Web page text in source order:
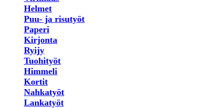
Helmet
Puu- ja risutyöt
Paperi
Kirjonta
Ryijy
Tuohityöt
Himmeli
Kortit
Nahkatyöt
Lankatyöt